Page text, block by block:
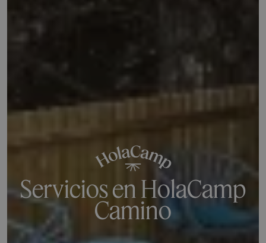
Servicios en HolaCamp
Camino